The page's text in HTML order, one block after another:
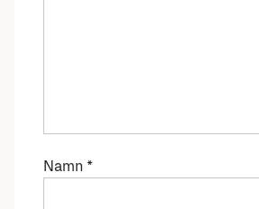
Namn *